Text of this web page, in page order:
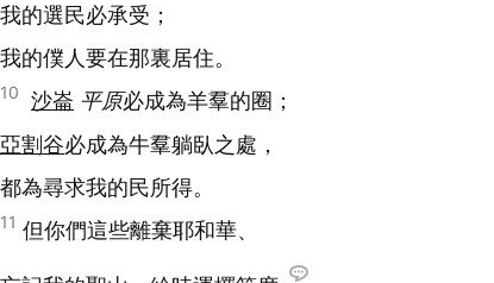
我的選民必承受；
我的僕人要在那裏居住。
10 沙崙 平原必成為羊羣的圈；
亞割谷必成為牛羣躺臥之處，
都為尋求我的民所得。
11 但你們這些離棄耶和華、